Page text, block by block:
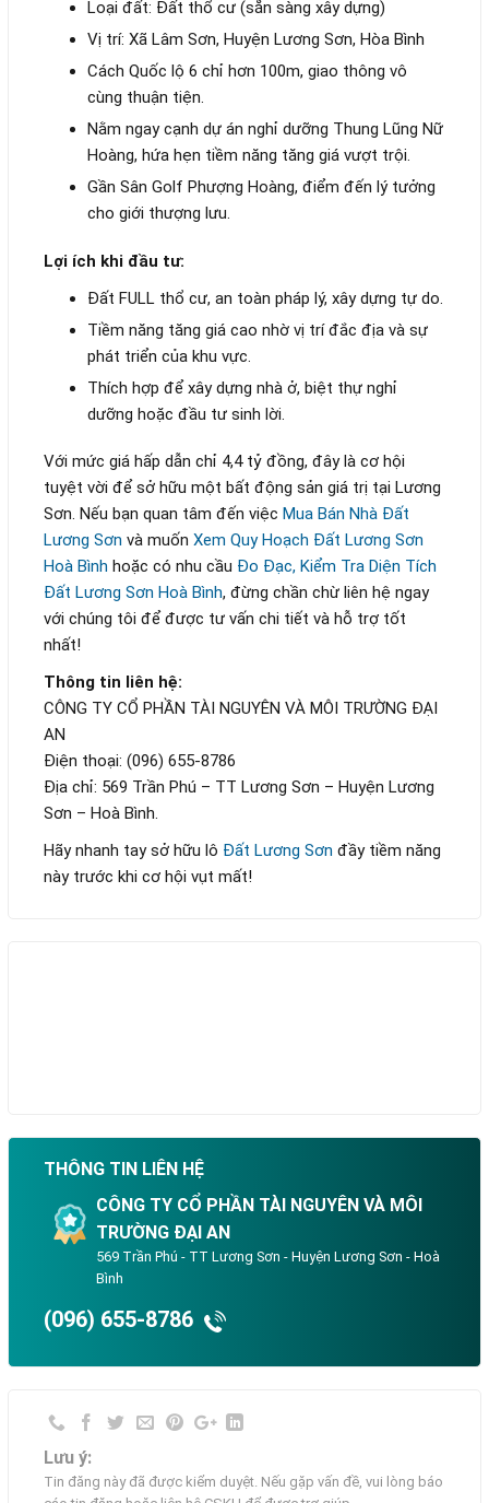
Loại đất: Đất thổ cư (sẵn sàng xây dựng)
Vị trí: Xã Lâm Sơn, Huyện Lương Sơn, Hòa Bình
Cách Quốc lộ 6 chỉ hơn 100m, giao thông vô
cùng thuận tiện.
Nằm ngay cạnh dự án nghỉ dưỡng Thung Lũng Nữ
Hoàng, hứa hẹn tiềm năng tăng giá vượt trội.
Gần Sân Golf Phượng Hoàng, điểm đến lý tưởng
cho giới thượng lưu.
Lợi ích khi đầu tư:
Đất FULL thổ cư, an toàn pháp lý, xây dựng tự do.
Tiềm năng tăng giá cao nhờ vị trí đắc địa và sự
phát triển của khu vực.
Thích hợp để xây dựng nhà ở, biệt thự nghỉ
dưỡng hoặc đầu tư sinh lời.
Với mức giá hấp dẫn chỉ 4,4 tỷ đồng, đây là cơ hội
tuyệt vời để sở hữu một bất động sản giá trị tại Lương
Sơn. Nếu bạn quan tâm đến việc Mua Bán Nhà Đất
Lương Sơn và muốn Xem Quy Hoạch Đất Lương Sơn
Hoà Bình hoặc có nhu cầu Đo Đạc, Kiểm Tra Diện Tích
Đất Lương Sơn Hoà Bình, đừng chần chừ liên hệ ngay
với chúng tôi để được tư vấn chi tiết và hỗ trợ tốt
nhất!
Thông tin liên hệ:
CÔNG TY CỔ PHẦN TÀI NGUYÊN VÀ MÔI TRƯỜNG ĐẠI
AN
Điện thoại: (096) 655-8786
Địa chỉ: 569 Trần Phú – TT Lương Sơn – Huyện Lương
Sơn – Hoà Bình.
Hãy nhanh tay sở hữu lô Đất Lương Sơn đầy tiềm năng
này trước khi cơ hội vụt mất!
THÔNG TIN LIÊN HỆ
CÔNG TY CỔ PHẦN TÀI NGUYÊN VÀ MÔI
TRƯỜNG ĐẠI AN
569 Trần Phú - TT Lương Sơn - Huyện Lương Sơn - Hoà
Bình
(096) 655-8786
Lưu ý:
Tin đăng này đã được kiểm duyệt. Nếu gặp vấn đề, vui lòng báo